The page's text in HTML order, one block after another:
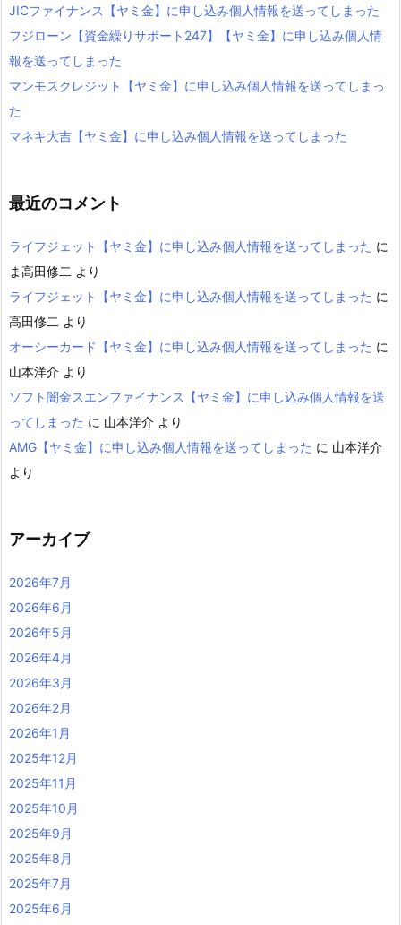
JICファイナンス【ヤミ金】に申し込み個人情報を送ってしまった
フジローン【資金繰りサポート247】【ヤミ金】に申し込み個人情
報を送ってしまった
マンモスクレジット【ヤミ金】に申し込み個人情報を送ってしまっ
た
マネキ大吉【ヤミ金】に申し込み個人情報を送ってしまった
最近のコメント
ライフジェット【ヤミ金】に申し込み個人情報を送ってしまった に
ま高田修二 より
ライフジェット【ヤミ金】に申し込み個人情報を送ってしまった に
高田修二 より
オーシーカード【ヤミ金】に申し込み個人情報を送ってしまった に
山本洋介 より
ソフト闇金スエンファイナンス【ヤミ金】に申し込み個人情報を送
ってしまった に 山本洋介 より
AMG【ヤミ金】に申し込み個人情報を送ってしまった に 山本洋介
より
アーカイブ
2026年7月
2026年6月
2026年5月
2026年4月
2026年3月
2026年2月
2026年1月
2025年12月
2025年11月
2025年10月
2025年9月
2025年8月
2025年7月
2025年6月